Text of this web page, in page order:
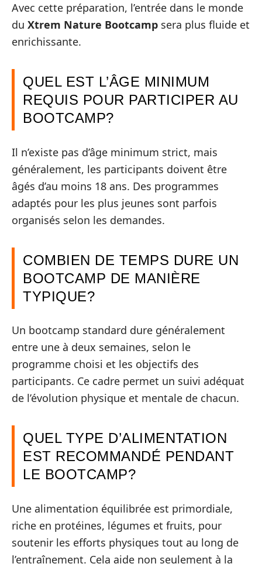
Avec cette préparation, l’entrée dans le monde
du Xtrem Nature Bootcamp sera plus fluide et
enrichissante.
QUEL EST L’ÂGE MINIMUM
REQUIS POUR PARTICIPER AU
BOOTCAMP?
Il n’existe pas d’âge minimum strict, mais
généralement, les participants doivent être
âgés d’au moins 18 ans. Des programmes
adaptés pour les plus jeunes sont parfois
organisés selon les demandes.
COMBIEN DE TEMPS DURE UN
BOOTCAMP DE MANIÈRE
TYPIQUE?
Un bootcamp standard dure généralement
entre une à deux semaines, selon le
programme choisi et les objectifs des
participants. Ce cadre permet un suivi adéquat
de l’évolution physique et mentale de chacun.
QUEL TYPE D’ALIMENTATION
EST RECOMMANDÉ PENDANT
LE BOOTCAMP?
Une alimentation équilibrée est primordiale,
riche en protéines, légumes et fruits, pour
soutenir les efforts physiques tout au long de
l’entraînement. Cela aide non seulement à la